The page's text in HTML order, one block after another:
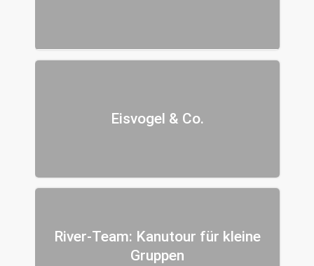
Eisvogel & Co.
River-Team: Kanutour für kleine
Gruppen